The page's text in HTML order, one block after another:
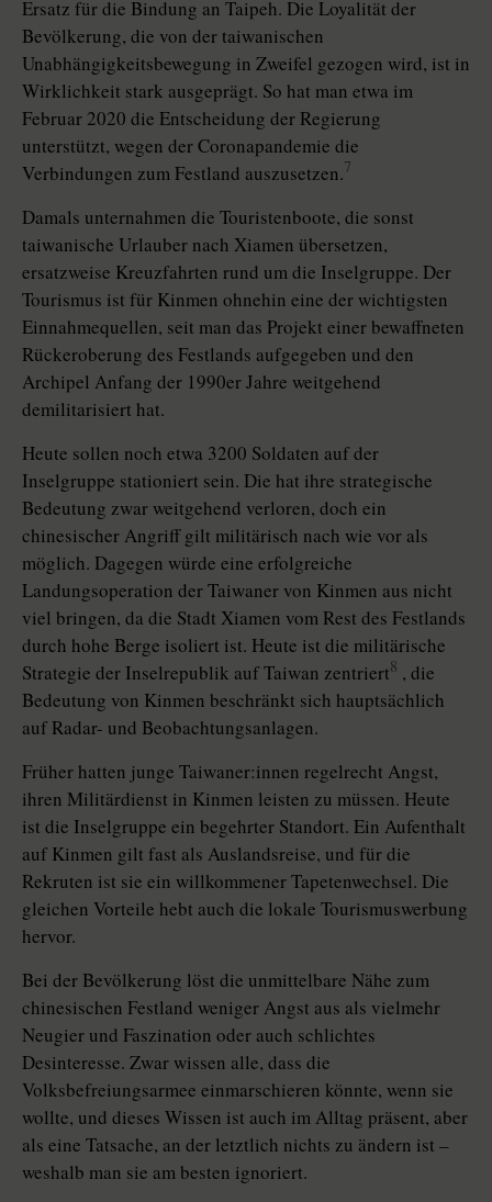
Ersatz für die Bindung an Taipeh. Die Loyalität der
Bevölkerung, die von der taiwanischen
Unabhängigkeitsbewegung in Zweifel gezogen wird, ist in
Wirklichkeit stark ausgeprägt. So hat man etwa im
Februar 2020 die Entscheidung der Regierung
unterstützt, wegen der Corona­pandemie die
Verbindungen zum Festland auszusetzen.7
Damals unternahmen die Touristenboote, die sonst
taiwanische Urlauber nach Xiamen übersetzen,
ersatzweise Kreuzfahrten rund um die Inselgruppe. Der
Tourismus ist für Kinmen ohnehin eine der wichtigsten
Einnahmequellen, seit man das Projekt einer bewaffneten
Rückeroberung des Festlands aufgegeben und den
Archipel Anfang der 1990er Jahre weitgehend
demilitarisiert hat.
Heute sollen noch etwa 3200 Soldaten auf der
Inselgruppe stationiert sein. Die hat ihre strategische
Bedeutung zwar weitgehend verloren, doch ein
chinesischer Angriff gilt militärisch nach wie vor als
möglich. Dagegen würde eine erfolgreiche
Landungsopera­tion der Taiwaner von Kinmen aus nicht
viel bringen, da die Stadt Xiamen vom Rest des Festlands
durch hohe Berge isoliert ist. Heute ist die militärische
Strategie der Inselrepublik auf Taiwan zentriert8 , die
Bedeutung von Kinmen beschränkt sich hauptsächlich
auf Radar- und Beobachtungsanlagen.
Früher hatten junge Tai­wa­ner:in­nen regelrecht Angst,
ihren Militärdienst in Kinmen leisten zu müssen. Heute
ist die Inselgruppe ein begehrter Standort. Ein Aufenthalt
auf Kinmen gilt fast als Auslandsreise, und für die
Rekruten ist sie ein willkommener Tapetenwechsel. Die
gleichen Vorteile hebt auch die lokale Tourismuswerbung
hervor.
Bei der Bevölkerung löst die unmittelbare Nähe zum
chinesischen Festland weniger Angst aus als vielmehr
Neugier und Faszination oder auch schlichtes
Desinteresse. Zwar wissen alle, dass die
Volksbefreiungsarmee einmarschieren könnte, wenn sie
wollte, und dieses Wissen ist auch im Alltag präsent, aber
als eine Tatsache, an der letztlich nichts zu ändern ist –
weshalb man sie am besten ignoriert.